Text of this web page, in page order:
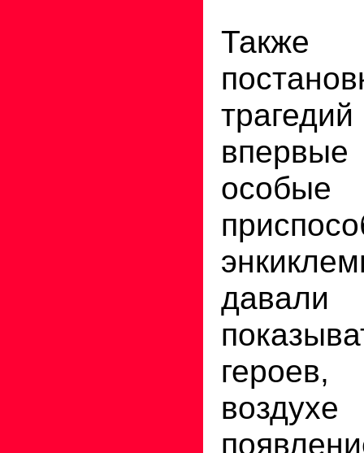
впервые
особые
давали